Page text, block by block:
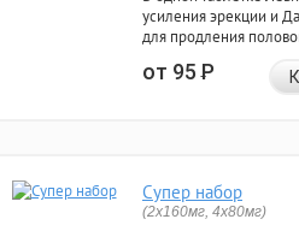
усиления эрекции и
для продления
от 95Р
Супер набор
(2х160мг, 4х80мг)